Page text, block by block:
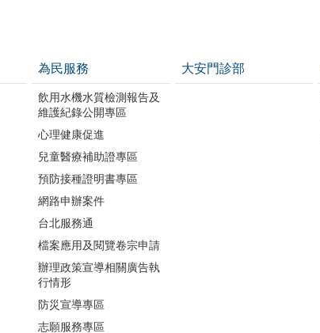
為民服務
飲用水機水質檢測報告及
維護紀錄公開專區
心理健康促進
兒童醫療補助證專區
預防接種證明書專區
網路申辦案件
台北服務通
檔案應用及閱覽卷宗申請
辦理政策宣導相關廣告執
行情形
防災宣導專區
志願服務專區
大安門診部